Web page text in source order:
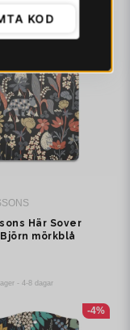
Här Sover
Björn mörkblå
- 4-8 dagar
-4%
KOD